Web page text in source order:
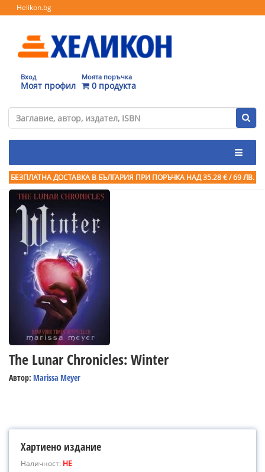
Helikon.bg
Вход
Моят профил
Моята поръчка
0 продукта
БЕЗПЛАТНА ДОСТАВКА В БЪЛГАРИЯ ПРИ ПОРЪЧКА НАД 35.28 € / 69 ЛВ.
The Lunar Chronicles: Winter
Автор: Marissa Meyer
Хартиено издание
Наличност: НЕ